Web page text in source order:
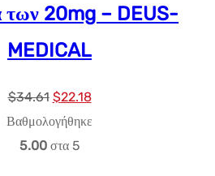
των 20mg – DEUS-
MEDICAL
$34.61 Αρχική
τιμή:
$34.61.
$22.18Η
τρέχουσα
Βαθμολογήθηκε
5.00στα 5